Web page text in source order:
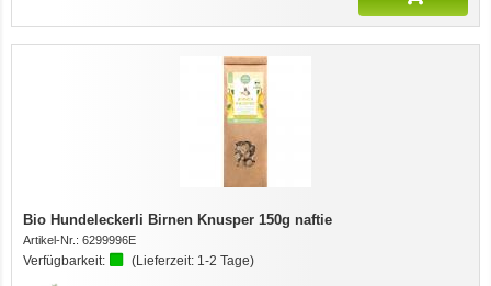
Bio Hundeleckerli Birnen Knusper 150g naftie
Artikel-Nr.: 6299996E
Verfügbarkeit: (Lieferzeit: 1-2 Tage)